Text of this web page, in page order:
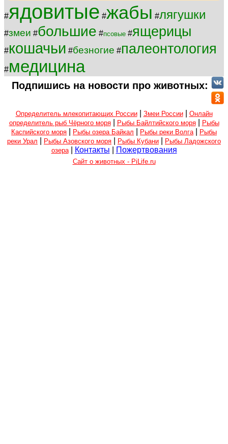
#ядовитые #жабы #лягушки
#змеи #большие #псовые #ящерицы
#кошачьи #безногие #палеонтология
#медицина
Подпишись на новости про животных:
Определитель млекопитающих России| Змеи России| Онлайн
определитель рыб Чёрного моря| Рыбы Байлтийского моря|
Рыбы
Каспийского моря
Рыбы озера Байкал Рыбы реки Волга
Рыбы
реки Урал
Рыбы Азовского моря Рыбы Кубани
Рыбы Ладожского
озера| Контакты Пожертвования
Сайт о животных - PiLife.ru